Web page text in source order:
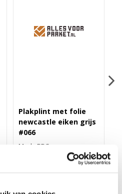
Plakplint met folie
newcastle eiken grijs
#066
Merk: PPC